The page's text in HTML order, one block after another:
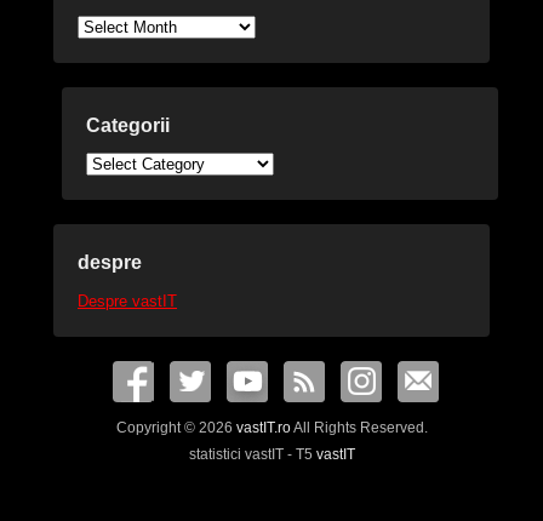
Arhive
Categorii
Categorii
despre
Despre vastIT
Copyright © 2026 vastIT.roAll Rights Reserved.
statistici vastIT - T5 vastIT